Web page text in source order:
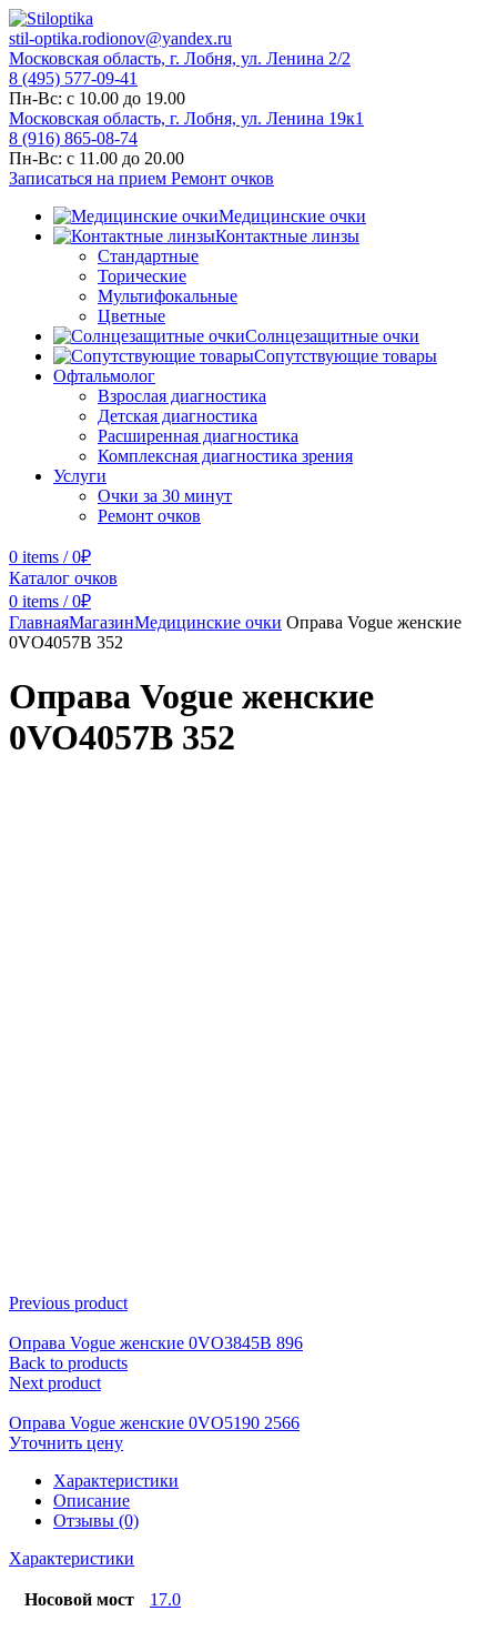
stil-optika.rodionov@yandex.ru
Московская область, г. Лобня, ул. Ленина 2/2
8 (495) 577-09-41
Пн-Вс: с 10.00 до 19.00
Московская область, г. Лобня, ул. Ленина 19к1
8 (916) 865-08-74
Пн-Вс: с 11.00 до 20.00
Записаться на прием Ремонт очков
Медицинские очки
Контактные линзы
Стандартные
Торические
Мультифокальные
Цветные
Солнцезащитные очки
Сопутствующие товары
Офтальмолог
Взрослая диагностика
Детская диагностика
Расширенная диагностика
Комплексная диагностика зрения
Услуги
Очки за 30 минут
Ремонт очков
0 items / 0₽
Каталог очков
0 items / 0₽
ГлавнаяМагазинМедицинские очки Оправа Vogue женские
0VO4057B 352
Оправа Vogue женские
0VO4057B 352
Previous product
Оправа Vogue женские 0VO3845B 896
Back to products
Next product
Оправа Vogue женские 0VO5190 2566
Уточнить цену
Характеристики
Описание
Отзывы (0)
Характеристики
Носовой мост 17.0